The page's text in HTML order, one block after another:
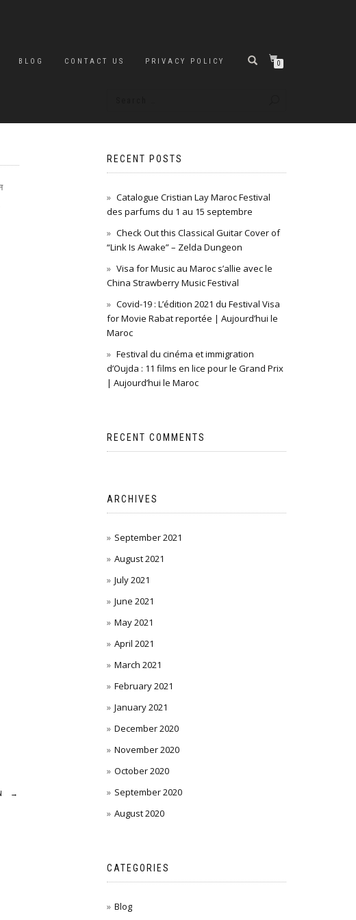
BLOG CONTACT US PRIVACY POLICY 0
→
RECENT POSTS
Catalogue Cristian Lay Maroc Festival
des parfums du 1 au 15 septembre
Check Out this Classical Guitar Cover of
“Link Is Awake” – Zelda Dungeon
Visa for Music au Maroc s’allie avec le
China Strawberry Music Festival
Covid-19 : L’édition 2021 du Festival Visa
for Movie Rabat reportée | Aujourd’hui le
Maroc
Festival du cinéma et immigration
d’Oujda : 11 films en lice pour le Grand Prix
| Aujourd’hui le Maroc
RECENT COMMENTS
ARCHIVES
September 2021
August 2021
July 2021
June 2021
May 2021
April 2021
March 2021
February 2021
January 2021
December 2020
November 2020
October 2020
September 2020
August 2020
CATEGORIES
Blog